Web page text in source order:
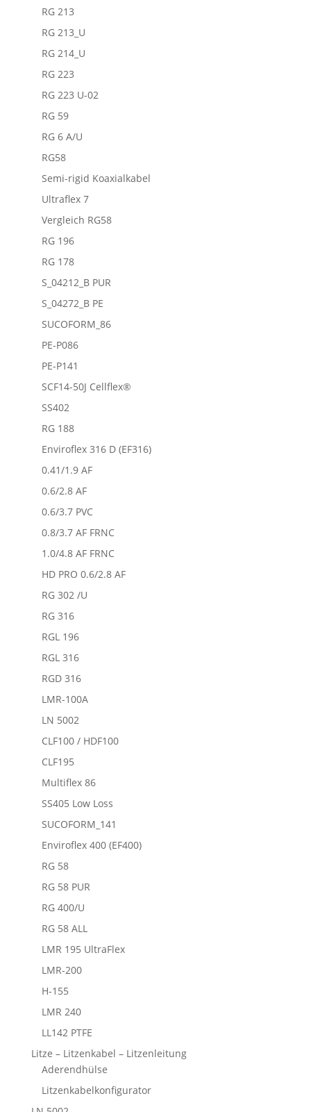
RG 213
RG 213_U
RG 214_U
RG 223
RG 223 U-02
RG 59
RG 6 A/U
RG58
Semi-rigid Koaxialkabel
Ultraflex 7
Vergleich RG58
RG 196
RG 178
S_04212_B PUR
S_04272_B PE
SUCOFORM_86
PE-P086
PE-P141
SCF14-50J Cellflex®
SS402
RG 188
Enviroflex 316 D (EF316)
0.41/1.9 AF
0.6/2.8 AF
0.6/3.7 PVC
0.8/3.7 AF FRNC
1.0/4.8 AF FRNC
HD PRO 0.6/2.8 AF
RG 302 /U
RG 316
RGL 196
RGL 316
RGD 316
LMR-100A
LN 5002
CLF100 / HDF100
CLF195
Multiflex 86
SS405 Low Loss
SUCOFORM_141
Enviroflex 400 (EF400)
RG 58
RG 58 PUR
RG 400/U
RG 58 ALL
LMR 195 UltraFlex
LMR-200
H-155
LMR 240
LL142 PTFE
Litze – Litzenkabel – Litzenleitung
Aderendhülse
Litzenkabelkonfigurator